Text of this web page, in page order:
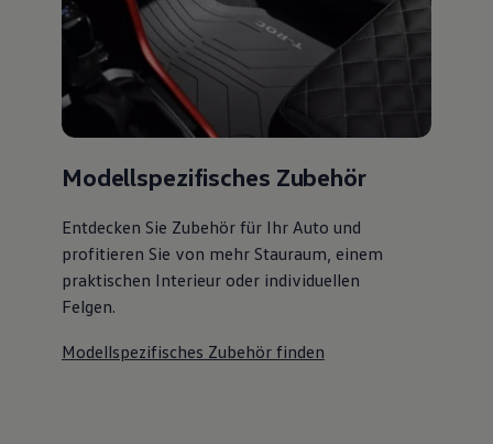
Modellspezifisches Zubehör
Entdecken Sie Zubehör für Ihr Auto und
profitieren Sie von mehr Stauraum, einem
praktischen Interieur oder individuellen
Felgen.
Modellspezifisches Zubehör finden